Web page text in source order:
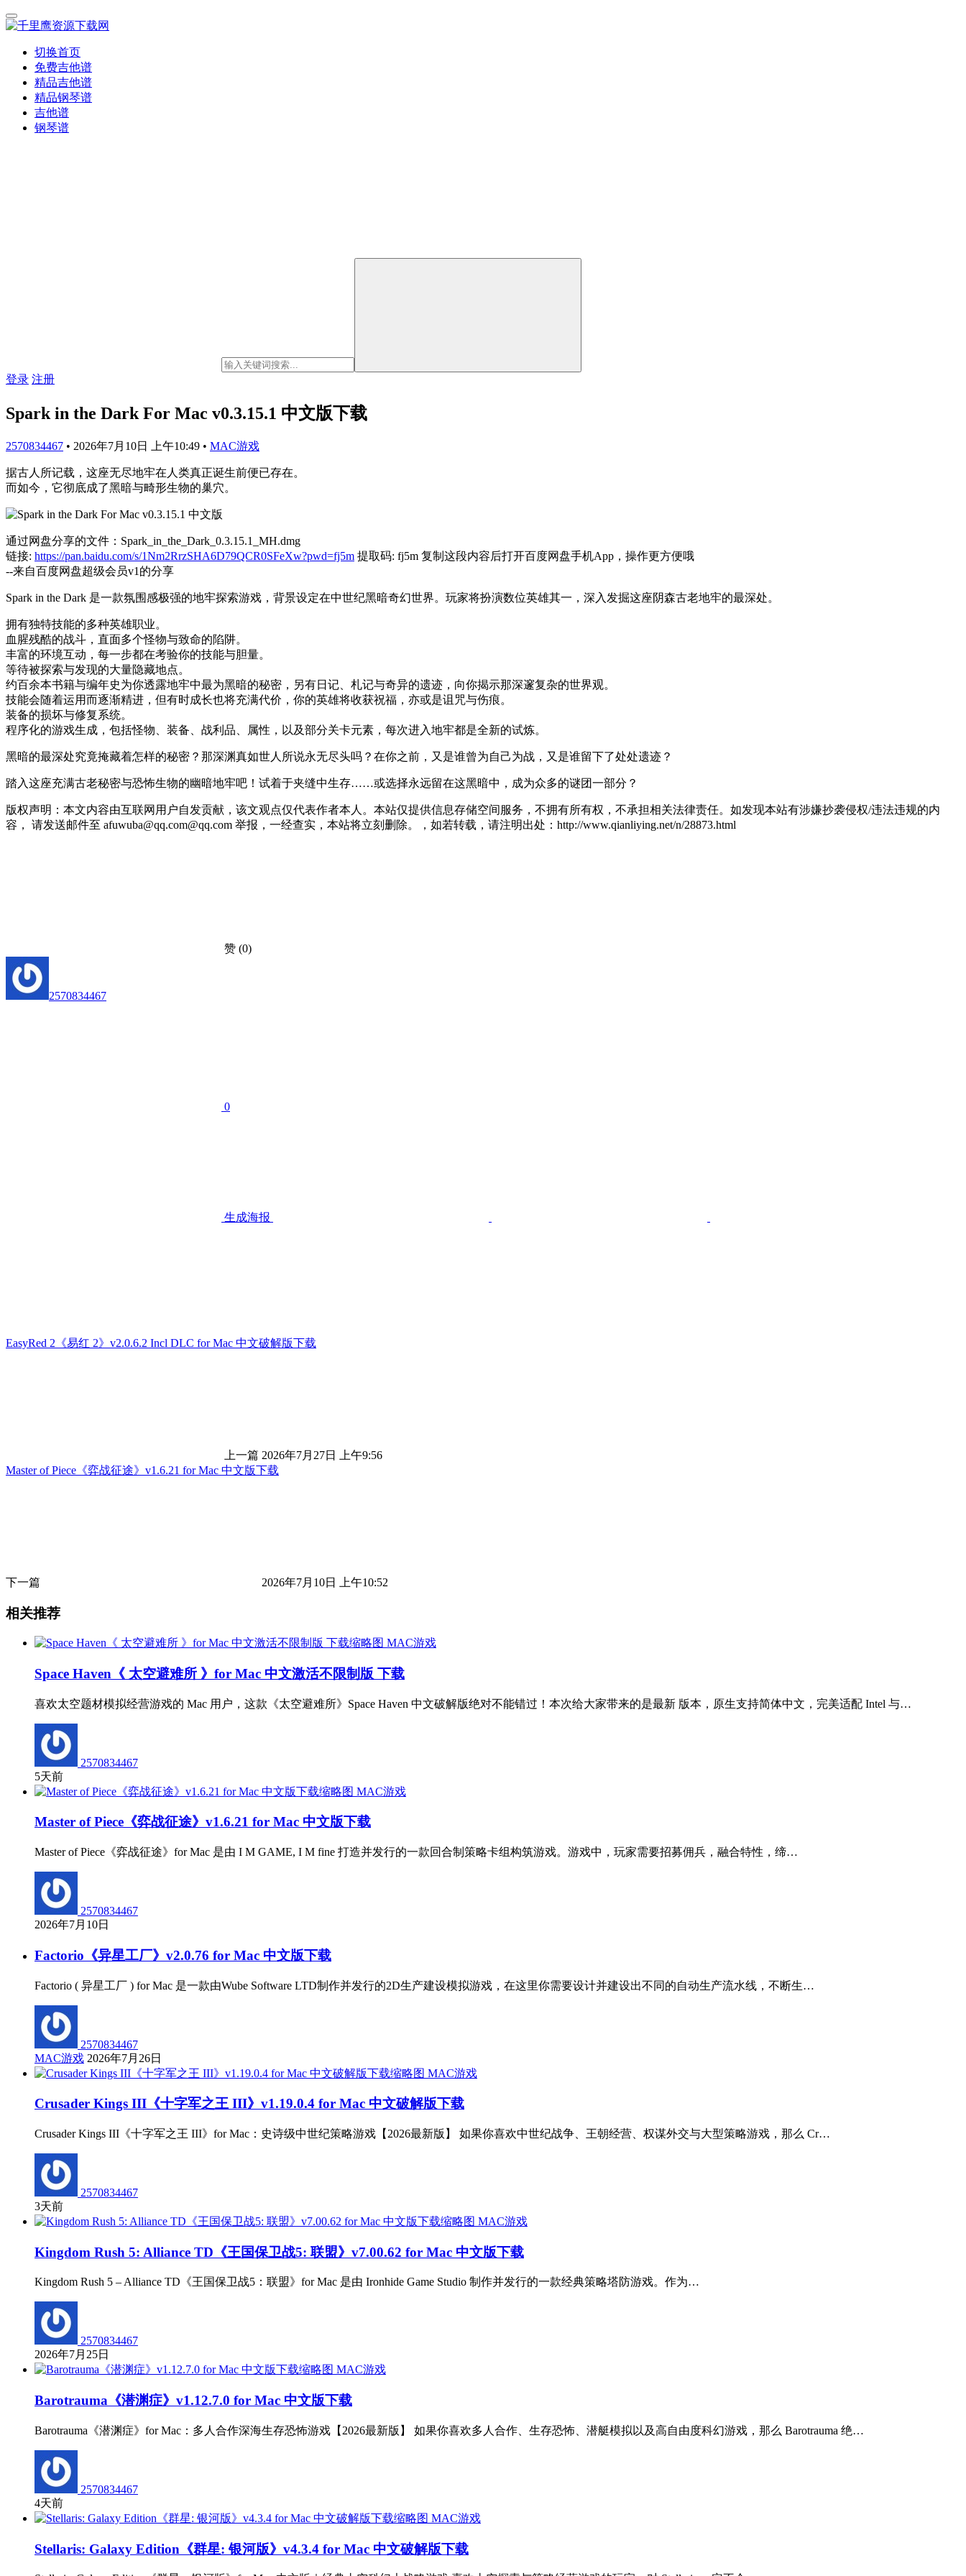
切换首页
免费吉他谱
精品吉他谱
精品钢琴谱
吉他谱
钢琴谱
登录 注册
Spark in the Dark For Mac v0.3.15.1 中文版下载
2570834467 • 2026年7月10日 上午10:49 • MAC游戏
据古人所记载，这座无尽地牢在人类真正诞生前便已存在。
而如今，它彻底成了黑暗与畸形生物的巢穴。
通过网盘分享的文件：Spark_in_the_Dark_0.3.15.1_MH.dmg
链接: https://pan.baidu.com/s/1Nm2RrzSHA6D79QCR0SFeXw?pwd=fj5m 提取码: fj5m 复制这段内容后打开百度网盘手机App，操作更方便哦
--来自百度网盘超级会员v1的分享
Spark in the Dark 是一款氛围感极强的地牢探索游戏，背景设定在中世纪黑暗奇幻世界。玩家将扮演数位英雄其一，深入发掘这座阴森古老地牢的最深处。
拥有独特技能的多种英雄职业。
血腥残酷的战斗，直面多个怪物与致命的陷阱。
丰富的环境互动，每一步都在考验你的技能与胆量。
等待被探索与发现的大量隐藏地点。
约百余本书籍与编年史为你透露地牢中最为黑暗的秘密，另有日记、札记与奇异的遗迹，向你揭示那深邃复杂的世界观。
技能会随着运用而逐渐精进，但有时成长也将充满代价，你的英雄将收获祝福，亦或是诅咒与伤痕。
装备的损坏与修复系统。
程序化的游戏生成，包括怪物、装备、战利品、属性，以及部分关卡元素，每次进入地牢都是全新的试炼。
黑暗的最深处究竟掩藏着怎样的秘密？那深渊真如世人所说永无尽头吗？在你之前，又是谁曾为自己为战，又是谁留下了处处遗迹？
踏入这座充满古老秘密与恐怖生物的幽暗地牢吧！试着于夹缝中生存……或选择永远留在这黑暗中，成为众多的谜团一部分？
版权声明：本文内容由互联网用户自发贡献，该文观点仅代表作者本人。本站仅提供信息存储空间服务，不拥有所有权，不承担相关法律责任。如发现本站有涉嫌抄袭侵权/违法违规的内
容， 请发送邮件至 afuwuba@qq.com@qq.com 举报，一经查实，本站将立刻删除。，如若转载，请注明出处：http://www.qianliying.net/n/28873.html
赞 (0)
2570834467
0
生成海报
EasyRed 2《易红 2》v2.0.6.2 Incl DLC for Mac 中文破解版下载
上一篇 2026年7月27日 上午9:56
Master of Piece《弈战征途》v1.6.21 for Mac 中文版下载
下一篇 2026年7月10日 上午10:52
相关推荐
MAC游戏
Space Haven《 太空避难所 》for Mac 中文激活不限制版 下载
喜欢太空题材模拟经营游戏的 Mac 用户，这款《太空避难所》Space Haven 中文破解版绝对不能错过！本次给大家带来的是最新 版本，原生支持简体中文，完美适配 Intel 与…
2570834467
5天前
MAC游戏
Master of Piece《弈战征途》v1.6.21 for Mac 中文版下载
Master of Piece《弈战征途》for Mac 是由 I M GAME, I M fine 打造并发行的一款回合制策略卡组构筑游戏。游戏中，玩家需要招募佣兵，融合特性，缔…
2570834467
2026年7月10日
Factorio《异星工厂》v2.0.76 for Mac 中文版下载
Factorio ( 异星工厂 ) for Mac 是一款由Wube Software LTD制作并发行的2D生产建设模拟游戏，在这里你需要设计并建设出不同的自动生产流水线，不断生…
2570834467
MAC游戏 2026年7月26日
MAC游戏
Crusader Kings III《十字军之王 III》v1.19.0.4 for Mac 中文破解版下载
Crusader Kings III《十字军之王 III》for Mac：史诗级中世纪策略游戏【2026最新版】 如果你喜欢中世纪战争、王朝经营、权谋外交与大型策略游戏，那么 Cr…
2570834467
3天前
MAC游戏
Kingdom Rush 5: Alliance TD《王国保卫战5: 联盟》v7.00.62 for Mac 中文版下载
Kingdom Rush 5 – Alliance TD《王国保卫战5：联盟》for Mac 是由 Ironhide Game Studio 制作并发行的一款经典策略塔防游戏。作为…
2570834467
2026年7月25日
MAC游戏
Barotrauma《潜渊症》v1.12.7.0 for Mac 中文版下载
Barotrauma《潜渊症》for Mac：多人合作深海生存恐怖游戏【2026最新版】 如果你喜欢多人合作、生存恐怖、潜艇模拟以及高自由度科幻游戏，那么 Barotrauma 绝…
2570834467
4天前
MAC游戏
Stellaris: Galaxy Edition《群星: 银河版》v4.3.4 for Mac 中文破解版下载